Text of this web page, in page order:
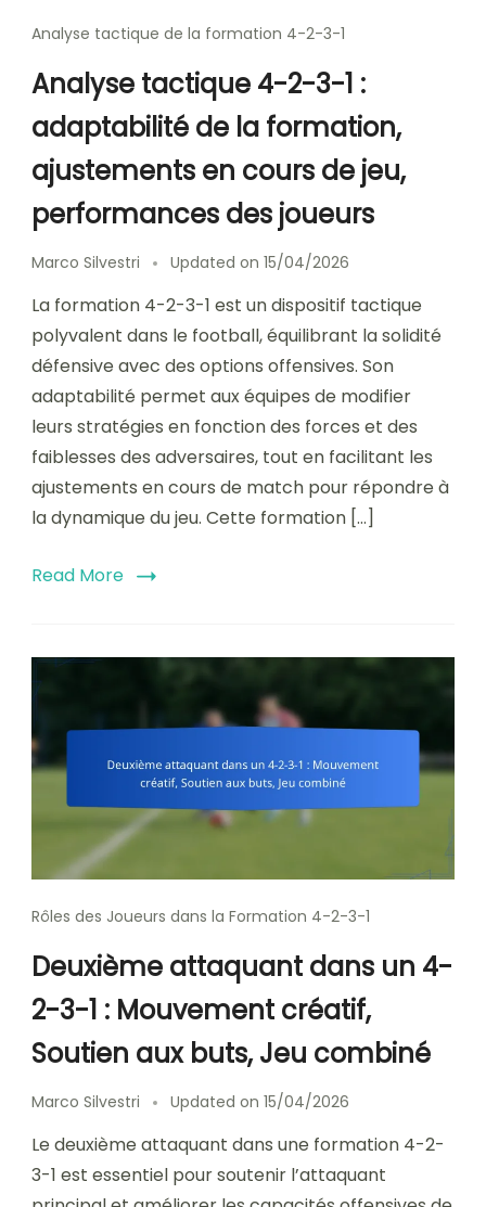
Analyse tactique de la formation 4-2-3-1
Analyse tactique 4-2-3-1 :
adaptabilité de la formation,
ajustements en cours de jeu,
performances des joueurs
Marco Silvestri Updated on 15/04/2026
La formation 4-2-3-1 est un dispositif tactique
polyvalent dans le football, équilibrant la solidité
défensive avec des options offensives. Son
adaptabilité permet aux équipes de modifier
leurs stratégies en fonction des forces et des
faiblesses des adversaires, tout en facilitant les
ajustements en cours de match pour répondre à
la dynamique du jeu. Cette formation […]
Read More
Rôles des Joueurs dans la Formation 4-2-3-1
Deuxième attaquant dans un 4-
2-3-1 : Mouvement créatif,
Soutien aux buts, Jeu combiné
Marco Silvestri Updated on 15/04/2026
Le deuxième attaquant dans une formation 4-2-
3-1 est essentiel pour soutenir l’attaquant